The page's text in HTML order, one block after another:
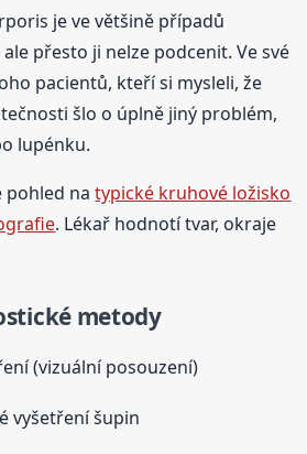
je ve většině případů
přesto ji nelze podcenit. Ve své
pacientů, kteří si mysleli, že
šlo o úplně jiný problém,
lupénku.
pohled natypické kruhové ložisko
. Lékař hodnotí tvar, okraje
metody
(vizuální posouzení)
vyšetření šupin